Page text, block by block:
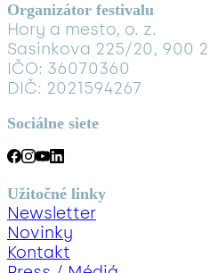
Organizátor festivalu
Hory a mesto, o. z.
Sasinkova 225/20, 900
IČO: 36070360
DIČ: 2021594267
Sociálne siete
Užitočné linky
Newsletter
Novinky
Kontakt